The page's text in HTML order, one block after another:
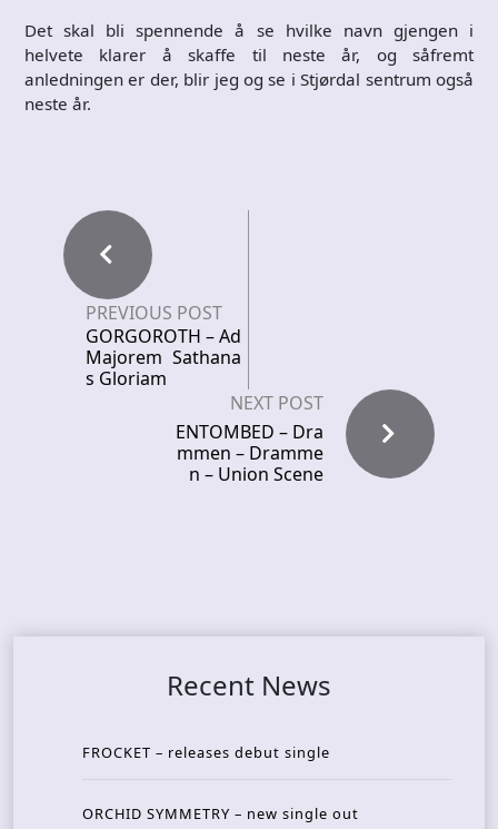
Det skal bli spennende å se hvilke navn gjengen i
helvete klarer å skaffe til neste år, og såfremt
anledningen er der, blir jeg og se i Stjørdal sentrum også
neste år.
PREVIOUS POST
GORGOROTH – Ad
Majorem Sathana
s Gloriam
NEXT POST
ENTOMBED – Dra
mmen – Dramme
n – Union Scene
Recent News
FROCKET – releases debut single
ORCHID SYMMETRY – new single out